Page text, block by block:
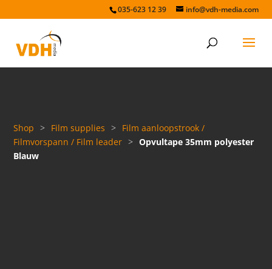
035-623 12 39 info@vdh-media.com
Shop > Film supplies > Film aanloopstrook /
Filmvorspann / Film leader > Opvultape 35mm polyester
Blauw